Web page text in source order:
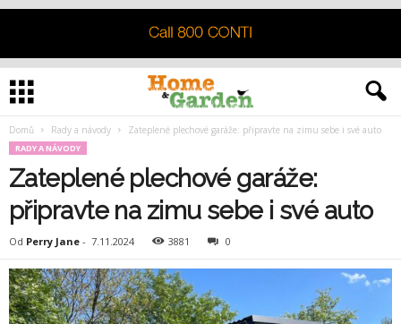
Domů Rady a návody Zateplené plechové garáže: připravte na zimu sebe i své auto
RADY A NÁVODY
Zateplené plechové garáže:
připravte na zimu sebe i své auto
Od Perry Jane - 7.11.2024 3881 0